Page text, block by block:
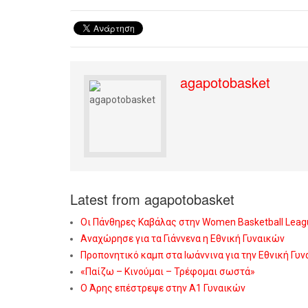
agapotobasket
Latest from agapotobasket
Οι Πάνθηρες Καβάλας στην Women Basketball
Αναχώρησε για τα Γιάννενα η Εθνική Γυναικών
Προπονητικό καμπ στα Ιωάννινα για την Εθνική
«Παίζω – Κινούμαι – Τρέφομαι σωστά»
Ο Άρης επέστρεψε στην Α1 Γυναικών